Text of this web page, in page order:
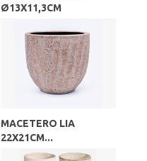
Ø13X11,3CM
MACETERO LIA
22X21CM...